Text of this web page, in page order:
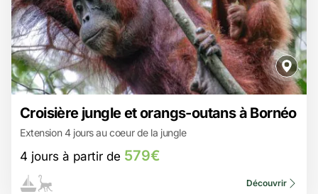
Croisière jungle et orangs-outans à Bornéo
Extension 4 jours au coeur de la jungle
4 jours à partir de 579€
Découvrir
4 jours à partir de
579€
Une navigation en klotok traditionnel sur la rivière.
Une faune riche : nasiques, macaques, oiseaux tropicaux.
Un guide anglophone tout au long du séjour.